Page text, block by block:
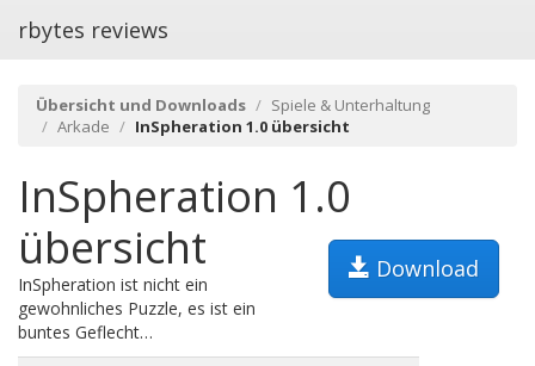
rbytes reviews
Übersicht und Downloads
Spiele & Unterhaltung
Arkade
InSpheration 1.0 übersicht
InSpheration 1.0
übersicht
Download
InSpheration ist nicht ein
gewohnliches Puzzle, es ist ein
buntes Geflecht…